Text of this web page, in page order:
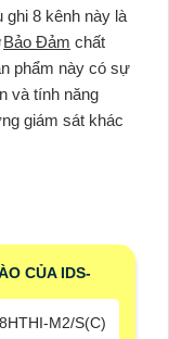
8 kênh này là
Bảo Đảm chất
phẩm này có sự
và tính năng
giám sát khác
CỦA IDS-
M2/S(C)